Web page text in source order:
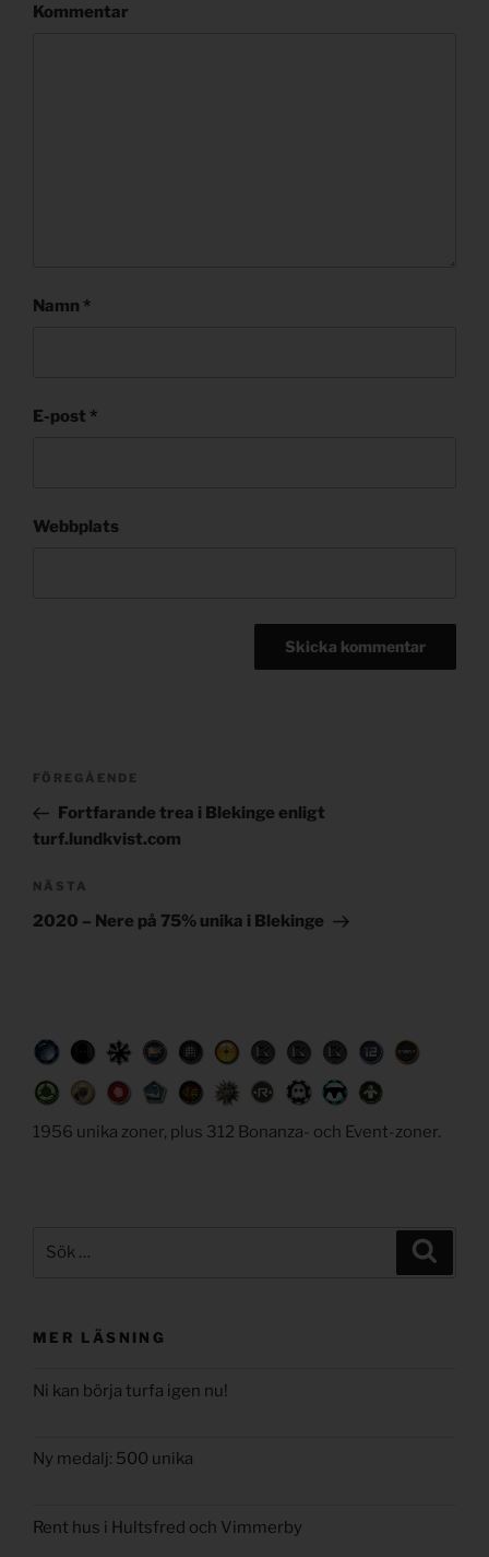
Kommentar
Namn *
E-post *
Webbplats
Post
Föregående
inlägg
FÖREGÅENDE
Fortfarande trea i Blekinge enligt
turf.lundkvist.com
Nästa
inlägg
NÄSTA
2020 – Nere på 75% unika i Blekinge
1956 unika zoner, plus 312 Bonanza- och Event-zoner.
MER LÄSNING
Ni kan börja turfa igen nu!
Ny medalj: 500 unika
Rent hus i Hultsfred och Vimmerby